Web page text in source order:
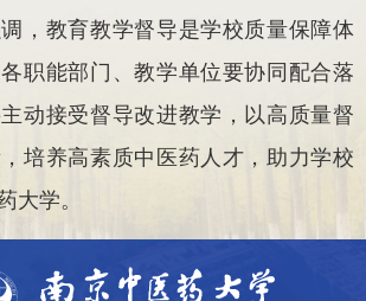
，教育教学督导是学校质量保障体
职能部门、教学单位要协同配合落
动接受督导改进教学，以高质量督
培养高素质中医药人才，助力学校
大学。